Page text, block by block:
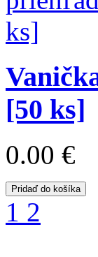
[50 ks]
0.00 €
Pridaď do košíka
1 2